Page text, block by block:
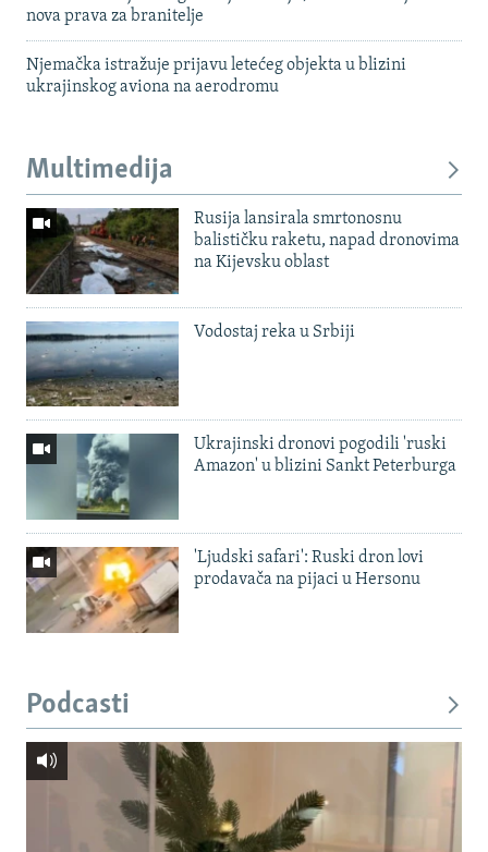
nova prava za branitelje
Njemačka istražuje prijavu letećeg objekta u blizini
ukrajinskog aviona na aerodromu
Multimedija
Rusija lansirala smrtonosnu
balističku raketu, napad dronovima
na Kijevsku oblast
Vodostaj reka u Srbiji
Ukrajinski dronovi pogodili 'ruski
Amazon' u blizini Sankt Peterburga
'Ljudski safari': Ruski dron lovi
prodavača na pijaci u Hersonu
Podcasti